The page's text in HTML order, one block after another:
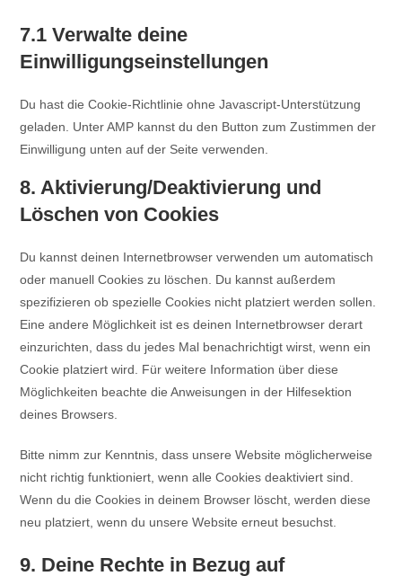
7.1 Verwalte deine
Einwilligungseinstellungen
Du hast die Cookie-Richtlinie ohne Javascript-Unterstützung
geladen. Unter AMP kannst du den Button zum Zustimmen der
Einwilligung unten auf der Seite verwenden.
8. Aktivierung/Deaktivierung und
Löschen von Cookies
Du kannst deinen Internetbrowser verwenden um automatisch
oder manuell Cookies zu löschen. Du kannst außerdem
spezifizieren ob spezielle Cookies nicht platziert werden sollen.
Eine andere Möglichkeit ist es deinen Internetbrowser derart
einzurichten, dass du jedes Mal benachrichtigt wirst, wenn ein
Cookie platziert wird. Für weitere Information über diese
Möglichkeiten beachte die Anweisungen in der Hilfesektion
deines Browsers.
Bitte nimm zur Kenntnis, dass unsere Website möglicherweise
nicht richtig funktioniert, wenn alle Cookies deaktiviert sind.
Wenn du die Cookies in deinem Browser löscht, werden diese
neu platziert, wenn du unsere Website erneut besuchst.
9. Deine Rechte in Bezug auf